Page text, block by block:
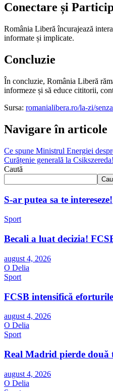
Conectare și
România Liberă încurajează
informate și implicate.
Concluzie
În concluzie, România Liberă
informeze și să educe cititorii,
Sursa: romanialibera.ro/la-zi/
Navigare în articole
Ce spune Ministrul Energiei
Curățenie generală la
Caută
S-ar putea sa te intereseze!
Sport
Becali a luat decizia!
august 4, 2026
O Delia
Sport
FCSB intensifică
august 4, 2026
O Delia
Sport
Real Madrid pierde două
august 4, 2026
O Delia